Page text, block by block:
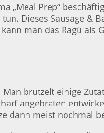
„Meal Prep“
Dieses Sausage &
man das Ragù als
brutzelt einige
angebraten
dann meist nochmal